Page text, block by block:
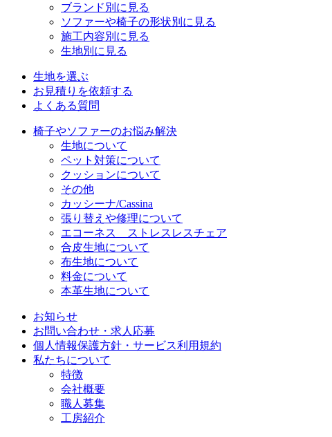
ブランド別に見る
ソファーや椅子の形状別に見る
施工内容別に見る
生地別に見る
生地を選ぶ
お見積りを依頼する
よくある質問
椅子やソファーのお悩み解決
生地について
ペット対策について
クッションについて
その他
カッシーナ/Cassina
張り替えや修理について
エコーネス ストレスレスチェア
合皮生地について
布生地について
料金について
本革生地について
お知らせ
お問い合わせ・求人応募
個人情報保護方針・サービス利用規約
私たちについて
特徴
会社概要
職人募集
工房紹介